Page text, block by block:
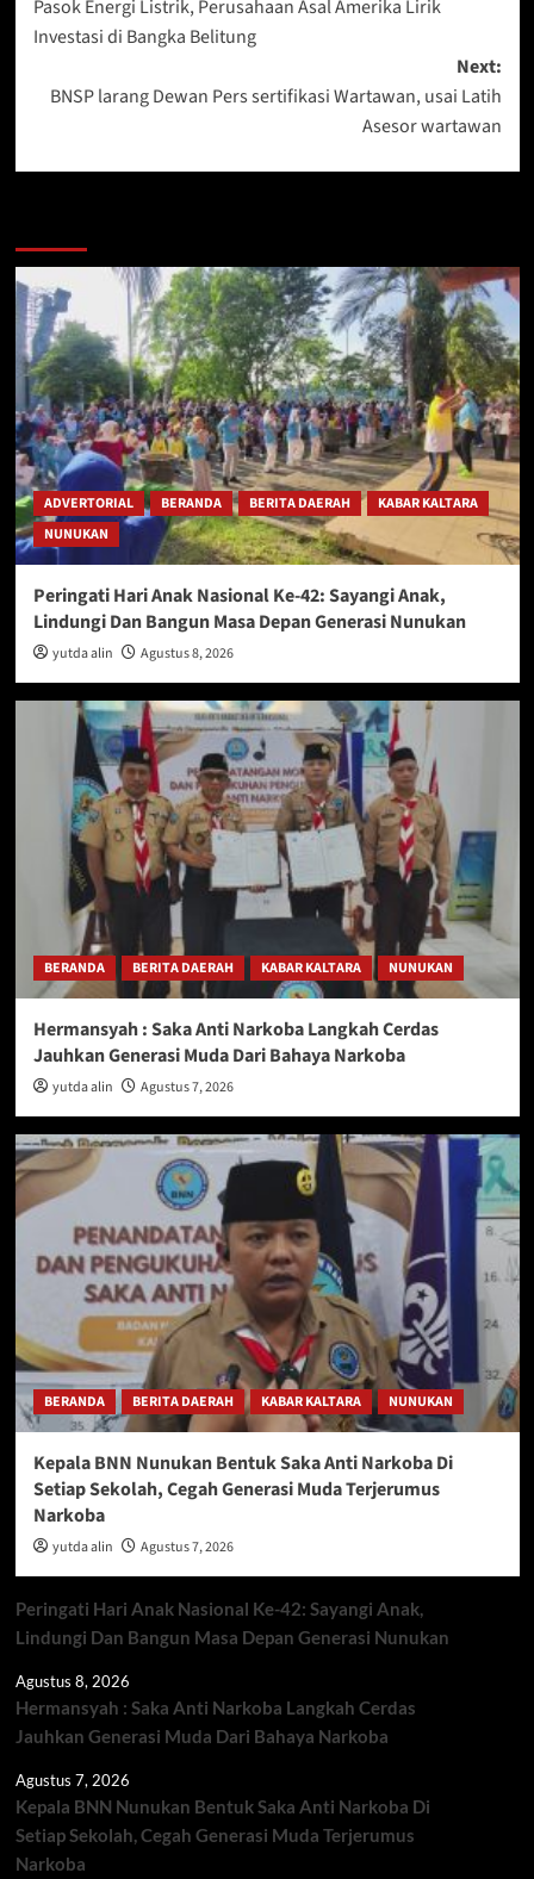
navigation
Pasok Energi Listrik, Perusahaan Asal Amerika Lirik
Investasi di Bangka Belitung
Next:
BNSP larang Dewan Pers sertifikasi Wartawan, usai Latih
Asesor wartawan
ADVERTORIAL BERANDA BERITA DAERAH
KABAR KALTARA
NUNUKAN
Peringati Hari Anak Nasional Ke-42: Sayangi Anak,
Lindungi Dan Bangun Masa Depan Generasi Nunukan
yutda alin Agustus 8, 2026
BERANDA BERITA DAERAH KABAR KALTARA NUNUKAN
Hermansyah : Saka Anti Narkoba Langkah Cerdas
Jauhkan Generasi Muda Dari Bahaya Narkoba
yutda alin Agustus 7, 2026
BERANDA BERITA DAERAH KABAR KALTARA NUNUKAN
Kepala BNN Nunukan Bentuk Saka Anti Narkoba Di
Setiap Sekolah, Cegah Generasi Muda Terjerumus
Narkoba
yutda alin Agustus 7, 2026
Peringati Hari Anak Nasional Ke-42: Sayangi Anak,
Lindungi Dan Bangun Masa Depan Generasi Nunukan
Agustus 8, 2026
Hermansyah : Saka Anti Narkoba Langkah Cerdas
Jauhkan Generasi Muda Dari Bahaya Narkoba
Agustus 7, 2026
Kepala BNN Nunukan Bentuk Saka Anti Narkoba Di
Setiap Sekolah, Cegah Generasi Muda Terjerumus
Narkoba